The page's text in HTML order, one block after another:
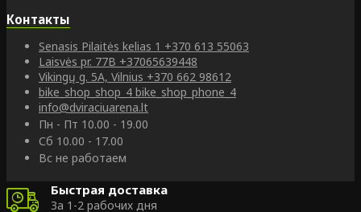
Контакты
Senasis Pilaitės kelias 1 +370 613 55063
Laisvės pr. 77B +37065639448
Vikingų g. 5A, Vilnius +370 662 98612
bike_shop_shop_4 bike_shop_phone_4
info@dviraciuarena.lt
Пн - Пт 10.00 - 19.00
Сб 10.00 - 17.00
Вс не работаем
Быстрая доставка
За 1-2 рабочих дня